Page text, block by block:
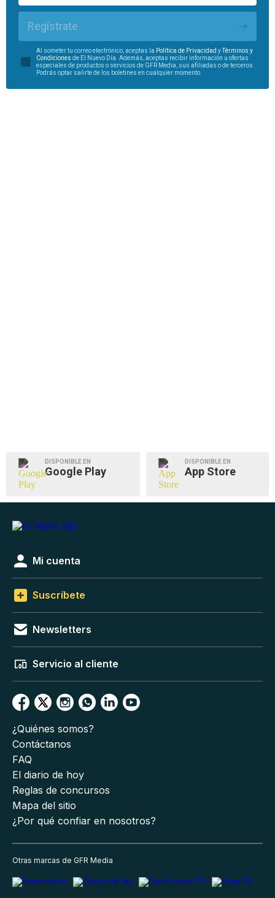
Regístrate
Al someter tu correo electrónico, aceptas la Política de Privacidad yTérminos y
Condiciones de El Nuevo Día. Además, aceptas recibir información u ofertas
especiales de productos o servicios de GFR Media, sus afiliadas o de terceros.
Podrás optar salirte de los boletines en cualquier momento.
DISPONIBLE EN
Google Play
DISPONIBLE EN
App Store
Mi cuenta
Suscríbete
Newsletters
Servicio al cliente
¿Quiénes somos?
Contáctanos
FAQ
El diario de hoy
Reglas de concursos
Mapa del sitio
¿Por qué confiar en nosotros?
Otras marcas de GFR Media